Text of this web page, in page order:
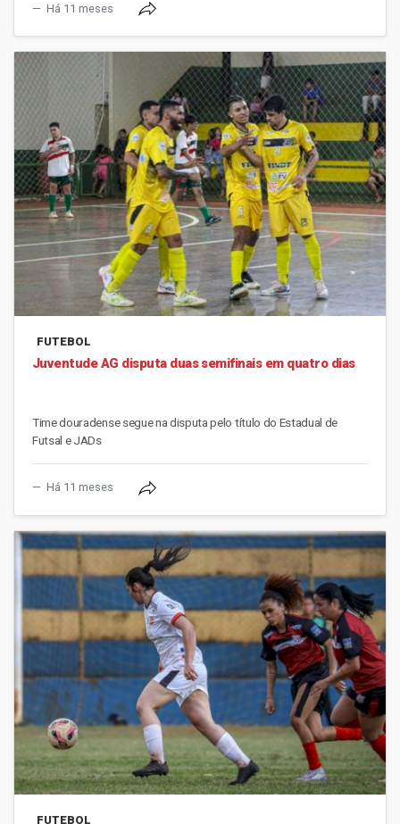
Há 11 meses
FUTEBOL
Juventude AG disputa duas semifinais em quatro dias
Time douradense segue na disputa pelo título do Estadual de
Futsal e JADs
Há 11 meses
FUTEBOL